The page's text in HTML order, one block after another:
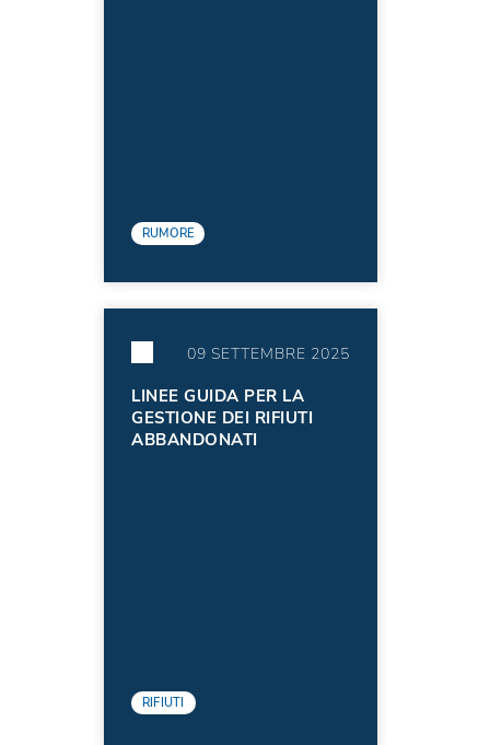
RUMORE
09 SETTEMBRE 2025
LINEE GUIDA PER LA
GESTIONE DEI RIFIUTI
ABBANDONATI
RIFIUTI